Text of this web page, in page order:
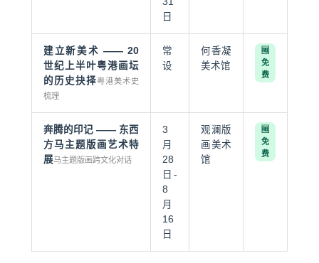
日
建立新美术 —— 20
世纪上半叶粤港画坛
的历史抉择粤港美术史
梳理
常
设
何香凝
美术馆
🆓
免
费
奔腾的印记 —— 东西
方马主题版画艺术特
展马主题版画跨文化对话
3
月
28
日-
8
月
16
日
观澜版
画美术
馆
🆓
免
费